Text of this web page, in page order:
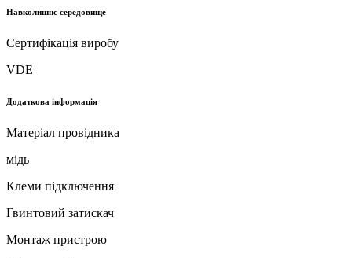
Навколишнє середовище
Сертифікація виробу
VDE
Додаткова інформація
Матеріал провідника
мідь
Клеми підключення
Гвинтовий затискач
Монтаж пристрою